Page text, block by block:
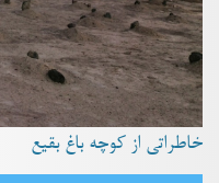
خاطراتی از کوچه باغ بقیع